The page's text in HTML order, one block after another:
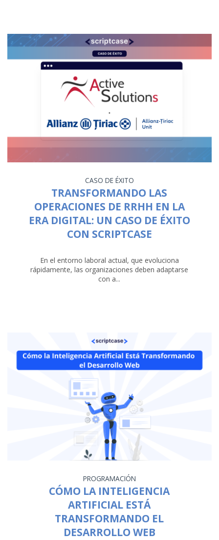
CASO DE ÉXITO
TRANSFORMANDO LAS
OPERACIONES DE RRHH EN LA
ERA DIGITAL: UN CASO DE ÉXITO
CON SCRIPTCASE
En el entorno laboral actual, que evoluciona
rápidamente, las organizaciones deben adaptarse
con a...
PROGRAMACIÓN
CÓMO LA INTELIGENCIA
ARTIFICIAL ESTÁ
TRANSFORMANDO EL
DESARROLLO WEB